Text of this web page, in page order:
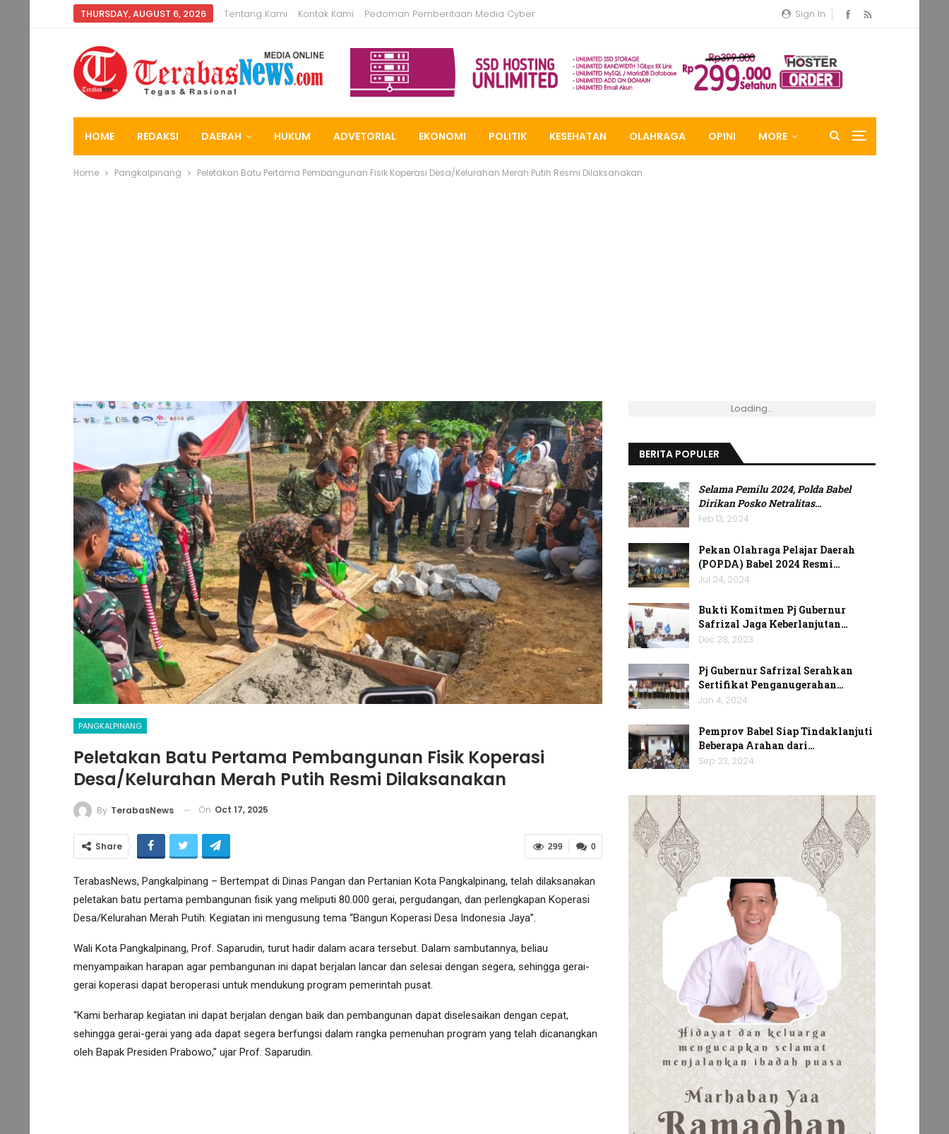
Sign In
THURSDAY, AUGUST 6, 2026 Tentang Kami Kontak Kami Pedoman Pemberitaan Media Cyber
HOME REDAKSI DAERAH HUKUM ADVETORIAL EKONOMI POLITIK KESEHATAN OLAHRAGA OPINI MORE
Home Pangkalpinang Peletakan Batu Pertama Pembangunan Fisik Koperasi Desa/Kelurahan Merah Putih Resmi Dilaksanakan
PANGKALPINANG
Peletakan Batu Pertama Pembangunan Fisik Koperasi
Desa/Kelurahan Merah Putih Resmi Dilaksanakan
By TerabasNews On Oct 17, 2025
0
299
Share
TerabasNews, Pangkalpinang – Bertempat di Dinas Pangan dan Pertanian Kota Pangkalpinang, telah dilaksanakan
peletakan batu pertama pembangunan fisik yang meliputi 80.000 gerai, pergudangan, dan perlengkapan Koperasi
Desa/Kelurahan Merah Putih. Kegiatan ini mengusung tema “Bangun Koperasi Desa Indonesia Jaya”.
Wali Kota Pangkalpinang, Prof. Saparudin, turut hadir dalam acara tersebut. Dalam sambutannya, beliau
menyampaikan harapan agar pembangunan ini dapat berjalan lancar dan selesai dengan segera, sehingga gerai-
gerai koperasi dapat beroperasi untuk mendukung program pemerintah pusat.
“Kami berharap kegiatan ini dapat berjalan dengan baik dan pembangunan dapat diselesaikan dengan cepat,
sehingga gerai-gerai yang ada dapat segera berfungsi dalam rangka pemenuhan program yang telah dicanangkan
oleh Bapak Presiden Prabowo,” ujar Prof. Saparudin.
Loading...
BERITA POPULER
Selama Pemilu 2024, Polda Babel
Dirikan Posko Netralitas…
Feb 13, 2024
Pekan Olahraga Pelajar Daerah
(POPDA) Babel 2024 Resmi…
Jul 24, 2024
Bukti Komitmen Pj Gubernur
Safrizal Jaga Keberlanjutan…
Dec 28, 2023
Pj Gubernur Safrizal Serahkan
Sertifikat Penganugerahan…
Jan 4, 2024
Pemprov Babel Siap Tindaklanjuti
Beberapa Arahan dari…
Sep 23, 2024